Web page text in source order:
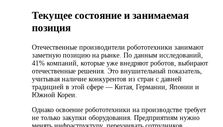
Текущее состояние и занимаемая
позиция
Отечественные производители робототехники занимают
заметную позицию на рынке. По данным исследований,
41% компаний, которые уже внедряют роботов, выбирают
отечественные решения. Это внушительный показатель,
учитывая наличие конкурентов из стран с давней
традицией в этой сфере — Китая, Германии, Японии и
Южной Кореи.
Однако освоение робототехники на производстве требует
не только закупки оборудования. Предприятиям нужно